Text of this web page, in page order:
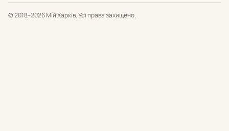
© 2018–2026 Мій Харків. Усі права захищено.